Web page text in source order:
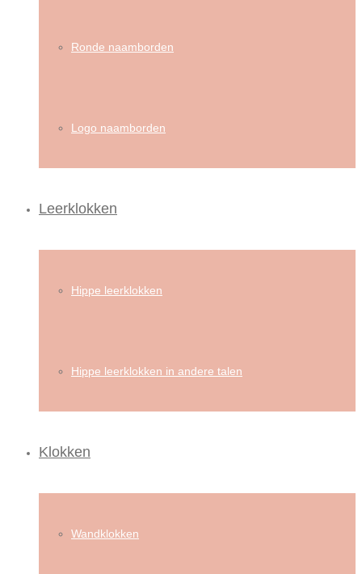
Ronde naamborden
Logo naamborden
Leerklokken
Hippe leerklokken
Hippe leerklokken in andere talen
Klokken
Wandklokken